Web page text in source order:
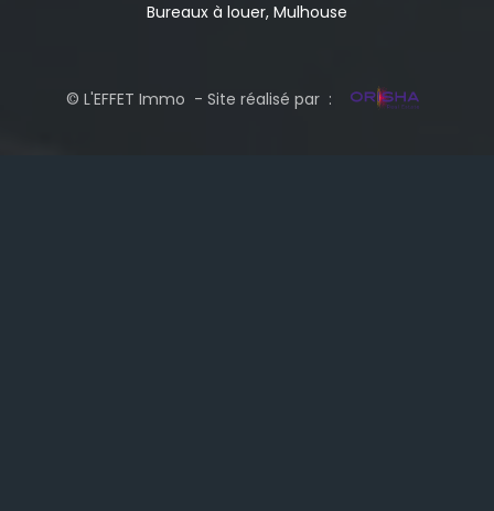
Bureaux à louer, Mulhouse
© L'EFFET Immo - Site réalisé par :